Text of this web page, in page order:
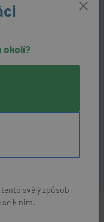
práce)
okolí?
svělý způsob
se k nim.